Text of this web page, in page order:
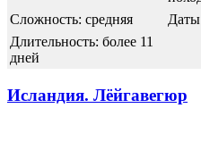
Сложность: средняя
Даты
Длительность: более 11
дней
Исландия. Лёйгавегюр